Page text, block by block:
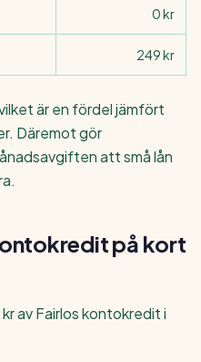
0 kr
249 kr
är en fördel jämfört
Däremot gör
att små lån
på kort
av Fairlos kontokredit i